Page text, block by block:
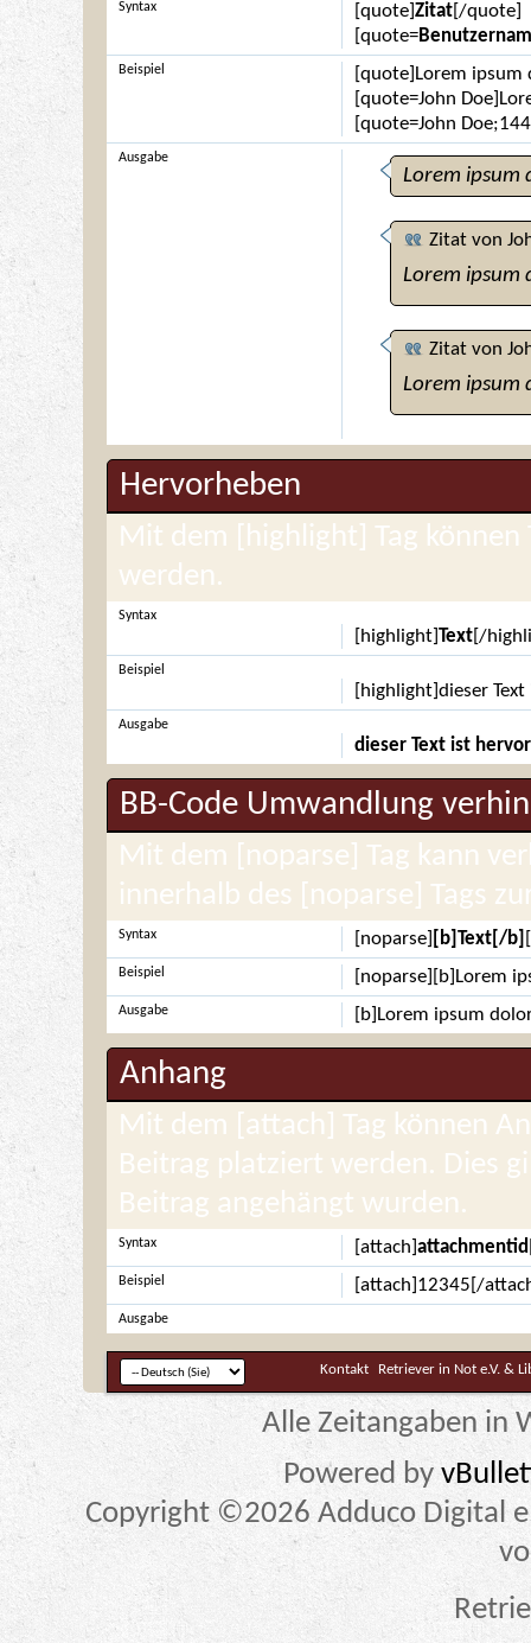
[quote]Zitat[/quote]
[quote=
Syntax
[quote]Lorem
[quote=John
[quote=John
Beispiel
Lorem ipsum
Zitat von
Lorem ipsum
Zitat von
Lorem ipsum
Ausgabe
Hervorheben
Mit dem [highlight] Tag
werden.
Syntax
[highlight]Text[/
Beispiel
[highlight]dieser
Ausgabe
dieser Text ist
BB-Code Umwandlung
Mit dem [noparse] Tag kann
innerhalb des [noparse] Tags
[noparse] [b]Text[/b]
Syntax
[noparse][b]Lorem
Beispiel
[b]Lorem ipsum
Ausgabe
Anhang
Mit dem [attach] Tag können
Beitrag platziert werden. Dies
Beitrag angehängt wurden.
[attach]attachmentid
Syntax
[attach]12345[/
Beispiel
Ausgabe
Kontakt Retriever in Not e.V. &
Alle Zeitangaben in
Powered by
Copyright ©2026 Adduco Digital